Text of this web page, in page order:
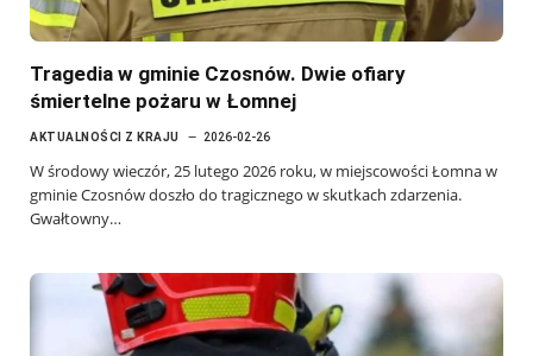
Tragedia w gminie Czosnów. Dwie ofiary
śmiertelne pożaru w Łomnej
AKTUALNOŚCI Z KRAJU 2026-02-26
W środowy wieczór, 25 lutego 2026 roku, w miejscowości Łomna w
gminie Czosnów doszło do tragicznego w skutkach zdarzenia.
Gwałtowny…